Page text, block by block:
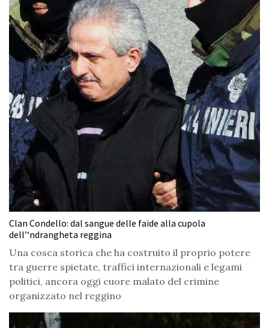
Clan Condello: dal sangue delle faide alla cupola
dell’‘ndrangheta reggina
Una cosca storica che ha costruito il proprio potere
tra guerre spietate, traffici internazionali e legami
politici, ancora oggi cuore malato del crimine
organizzato nel reggino